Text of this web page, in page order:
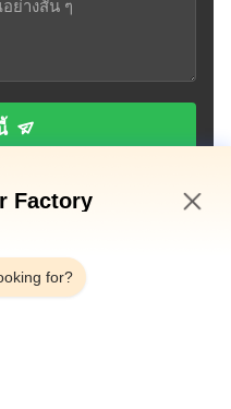
Factory
for?